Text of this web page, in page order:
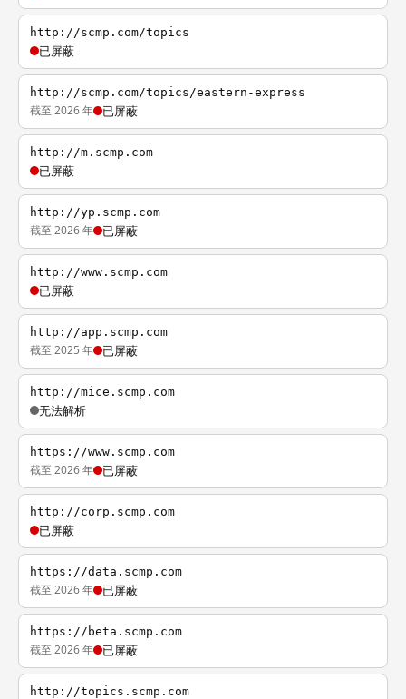
http://scmp.com/topics
已屏蔽
http://scmp.com/topics/eastern-express
截至 2026 年 已屏蔽
http://m.scmp.com
已屏蔽
http://yp.scmp.com
截至 2026 年 已屏蔽
http://www.scmp.com
已屏蔽
http://app.scmp.com
截至 2025 年 已屏蔽
http://mice.scmp.com
无法解析
https://www.scmp.com
截至 2026 年 已屏蔽
http://corp.scmp.com
已屏蔽
https://data.scmp.com
截至 2026 年 已屏蔽
https://beta.scmp.com
截至 2026 年 已屏蔽
http://topics.scmp.com